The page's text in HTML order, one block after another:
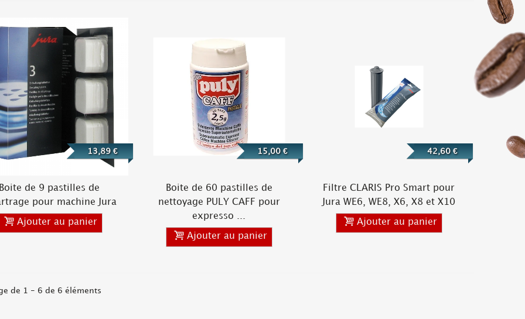
de 9 pastilles de
pour machine Jura
13,89 €
Ajouter au panier
Boite de 60 pastilles de
nettoyage PULY CAFF pour
expresso ...
15,00 €
Ajouter au panier
Filtre CLARIS Pro Smart pour
Jura WE6, WE8, X6, X8 et X10
42,60 €
Ajouter au panier
de 1 - 6 de 6 éléments